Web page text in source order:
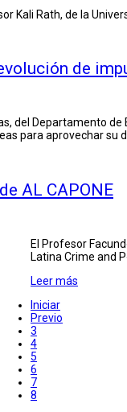
Kali Rath, de la
de
del Departamento
para aprovechar su
AL CAPONE
El Profesor
Latina Crime and
Leer más
Iniciar
Previo
3
4
5
6
7
8